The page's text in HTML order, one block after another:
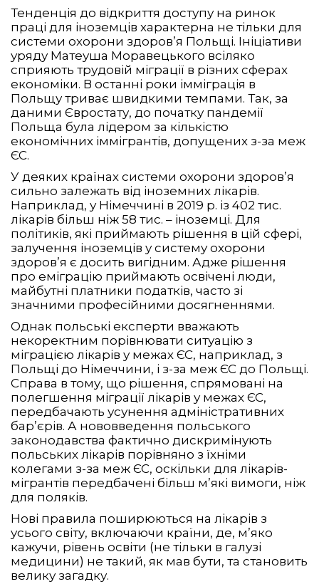
Тенденція до відкриття доступу на ринок
праці для іноземців характерна не тільки для
системи охорони здоров’я Польщі. Ініціативи
уряду Матеуша Моравецького всіляко
сприяють трудовій міграції в різних сферах
економіки. В останні роки імміграція в
Польщу триває швидкими темпами. Так, за
даними Євростату, до початку пандемії
Польща була лідером за кількістю
економічних іммігрантів, допущених з-за меж
ЄС.
У деяких країнах системи охорони здоров’я
сильно залежать від іноземних лікарів.
Наприклад, у Німеччині в 2019 р. із 402 тис.
лікарів більш ніж 58 тис. – іноземці. Для
політиків, які приймають рішення в цій сфері,
залучення іноземців у систему охорони
здоров’я є досить вигідним. Адже рішення
про еміграцію приймають освічені люди,
майбутні платники податків, часто зі
значними професійними досягненнями.
Однак польські експерти вважають
некоректним порівнювати ситуацію з
міграцією лікарів у межах ЄС, наприклад, з
Польщі до Німеччини, і з-за меж ЄС до Польщі.
Справа в тому, що рішення, спрямовані на
полегшення міграції лікарів у межах ЄС,
передбачають усунення адміністративних
бар’єрів. А нововведення польського
законодавства фактично дискримінують
польських лікарів порівняно з їхніми
колегами з-за меж ЄС, оскільки для лікарів-
мігрантів передбачені більш м’які вимоги, ніж
для поляків.
Нові правила поширюються на лікарів з
усього світу, включаючи країни, де, м’яко
кажучи, рівень освіти (не тільки в галузі
медицини) не такий, як мав бути, та становить
велику загадку.